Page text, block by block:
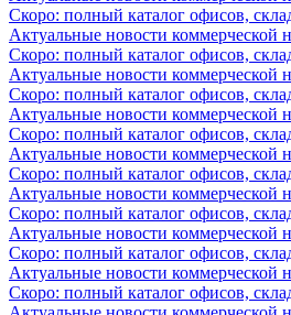
Скоро: полный каталог офисов,
Актуальные новости коммерческой
Скоро: полный каталог офисов,
Актуальные новости коммерческой
Скоро: полный каталог офисов,
Актуальные новости коммерческой
Скоро: полный каталог офисов,
Актуальные новости коммерческой
Скоро: полный каталог офисов,
Актуальные новости коммерческой
Скоро: полный каталог офисов,
Актуальные новости коммерческой
Скоро: полный каталог офисов,
Актуальные новости коммерческой
Скоро: полный каталог офисов,